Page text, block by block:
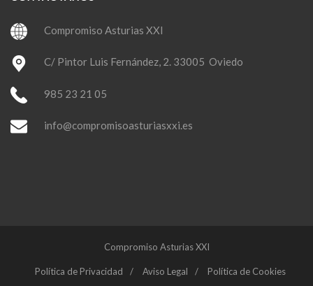
Compromiso Asturias XXI
C/ Pintor Luis Fernández, 2. 33005 Oviedo
985 23 21 05
info@compromisoasturiasxxi.es
Compromiso Asturias XXI
Política de Privacidad Aviso Legal Política de Cookies